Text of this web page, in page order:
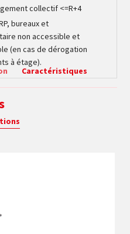
Caractéristiques
collectif <=R+4
bureaux et
non accessible et
(en cas de dérogation
à étage).